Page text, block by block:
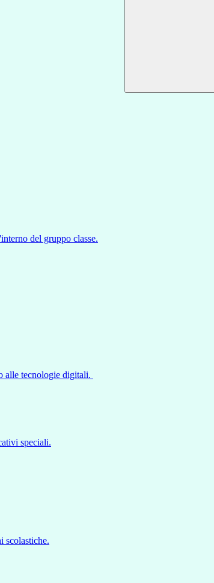
del gruppo classe.
alle tecnologie digitali.
speciali.
scolastiche.